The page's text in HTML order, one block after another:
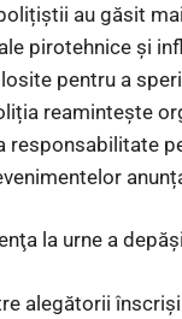
au găsit
pirotehnice și
pentru a
reamintește
responsabilitate
la urne a
alegătorii